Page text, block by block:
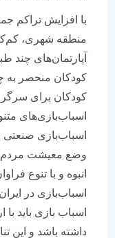
با افزایش تراکم
منطقه شهری، کم‌کم
آپارتمان‌های چند طبقه
کودکان منحصر به چهار
کودکان برای سرگرمی
اسباب‌بازی‌های متنوع
اسباب‌بازی صنعتی شروع
وضع معیشت مردم، این
انبوه و با تنوع فراوان
اسباب‌بازی در ایران
اسباب بازی باید با
داشته باشد و این